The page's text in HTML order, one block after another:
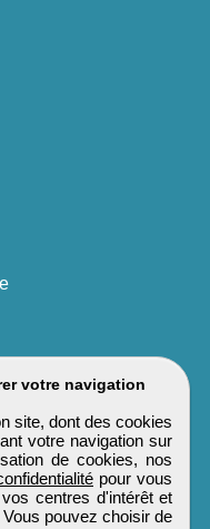
votre navigation
site, dont des cookies
votre navigation sur
de cookies, nos
pour vous
centres d'intérêt et
pouvez choisir de